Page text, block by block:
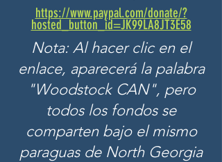
https://www.paypal.com/donate/?
hosted_button_id=JK99LA8JT3E58
Nota: Al hacer clic en el
enlace, aparecerá la palabra
"Woodstock CAN", pero
todos los fondos se
comparten bajo el mismo
paraguas de North Georgia